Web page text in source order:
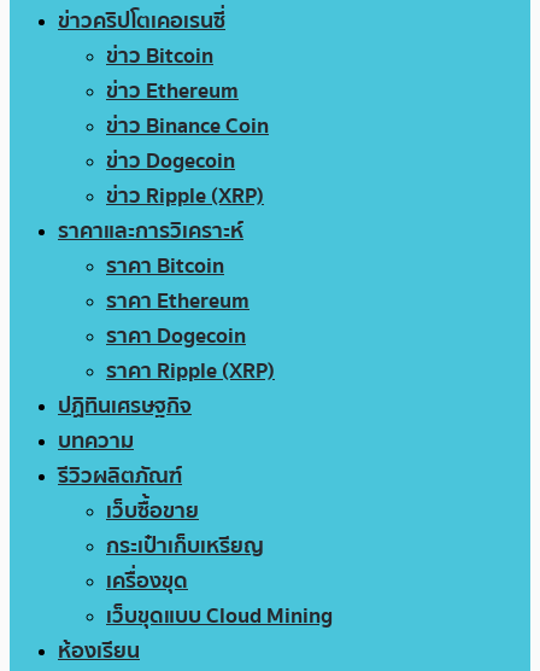
ข่าวคริปโตเคอเรนซี่
ข่าว Bitcoin
ข่าว Ethereum
ข่าว Binance Coin
ข่าว Dogecoin
ข่าว Ripple (XRP)
ราคาและการวิเคราะห์
ราคา Bitcoin
ราคา Ethereum
ราคา Dogecoin
ราคา Ripple (XRP)
ปฏิทินเศรษฐกิจ
บทความ
รีวิวผลิตภัณฑ์
เว็บซื้อขาย
กระเป๋าเก็บเหรียญ
เครื่องขุด
เว็บขุดแบบ Cloud Mining
ห้องเรียน